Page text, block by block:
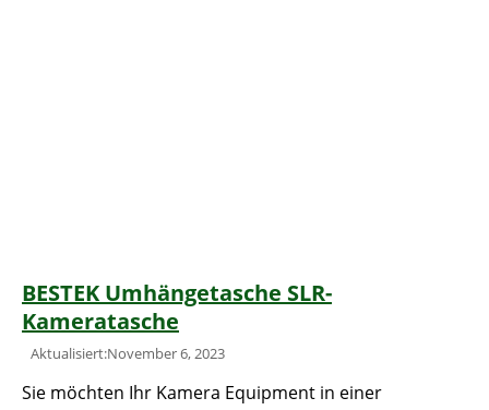
BESTEK Umhängetasche SLR-
Kameratasche
Aktualisiert:November 6, 2023
Sie möchten Ihr Kamera Equipment in einer